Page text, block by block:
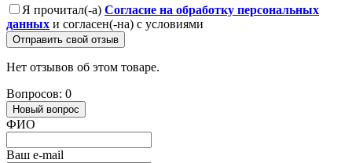
Я прочитал(-а) Согласие на обработку персональных
данных и согласен(-на) с условиями
Отправить свой отзыв
Нет отзывов об этом товаре.
Вопросов: 0
Новый вопрос
ФИО
Ваш e-mail